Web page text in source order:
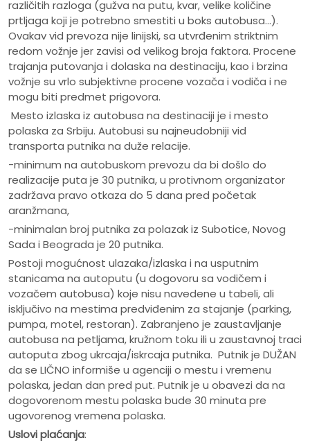
različitih razloga (gužva na putu, kvar, velike količine
prtljaga koji je potrebno smestiti u boks autobusa...).
Ovakav vid prevoza nije linijski, sa utvrđenim striktnim
redom vožnje jer zavisi od velikog broja faktora. Procene
trajanja putovanja i dolaska na destinaciju, kao i brzina
vožnje su vrlo subjektivne procene vozača i vodiča i ne
mogu biti predmet prigovora.
Mesto izlaska iz autobusa na destinaciji je i mesto
polaska za Srbiju. Autobusi su najneudobniji vid
transporta putnika na duže relacije.
-minimum na autobuskom prevozu da bi došlo do
realizacije puta je 30 putnika, u protivnom organizator
zadržava pravo otkaza do 5 dana pred početak
aranžmana,
-minimalan broj putnika za polazak iz Subotice, Novog
Sada i Beograda je 20 putnika.
Postoji mogućnost ulazaka/izlaska i na usputnim
stanicama na autoputu (u dogovoru sa vodičem i
vozačem autobusa) koje nisu navedene u tabeli, ali
isključivo na mestima predviđenim za stajanje (parking,
pumpa, motel, restoran). Zabranjeno je zaustavljanje
autobusa na petljama, kružnom toku ili u zaustavnoj traci
autoputa zbog ukrcaja/iskrcaja putnika. Putnik je DUŽAN
da se LIČNO informiše u agenciji o mestu i vremenu
polaska, jedan dan pred put. Putnik je u obavezi da na
dogovorenom mestu polaska bude 30 minuta pre
ugovorenog vremena polaska.
Uslovi plaćanja: